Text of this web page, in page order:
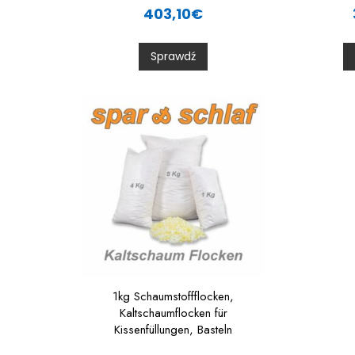
t
0
o
u
t
403,10€
Sprawdź
t
t
1kg Schaumstoffflocken,
Kaltschaumflocken für
Kissenfüllungen, Basteln